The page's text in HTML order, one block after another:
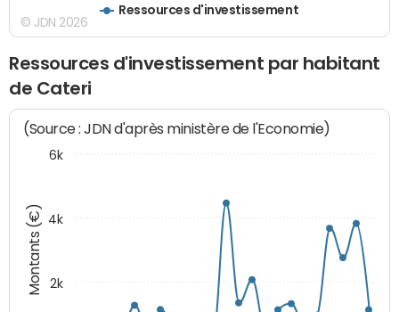
Ressources d'investissement
© JDN 2026
Ressources d'investissement par habitant
de Cateri
Montants (€)
(Source : JDN d'après ministère de l'Economie)
2k
4k
6k